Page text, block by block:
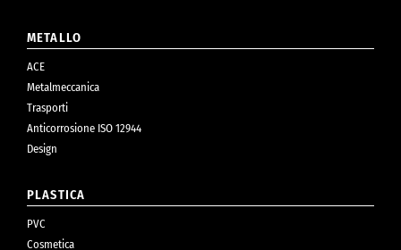
METALLO
ACE
Metalmeccanica
Trasporti
Anticorrosione ISO 12944
Design
PLASTICA
PVC
Cosmetica